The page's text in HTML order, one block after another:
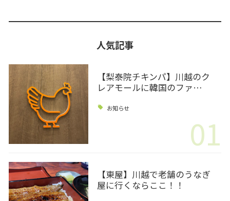
人気記事
【梨泰院チキンパ】川越のク
レアモールに韓国のファ…
お知らせ
01
【東屋】川越で老舗のうなぎ
屋に行くならここ！！